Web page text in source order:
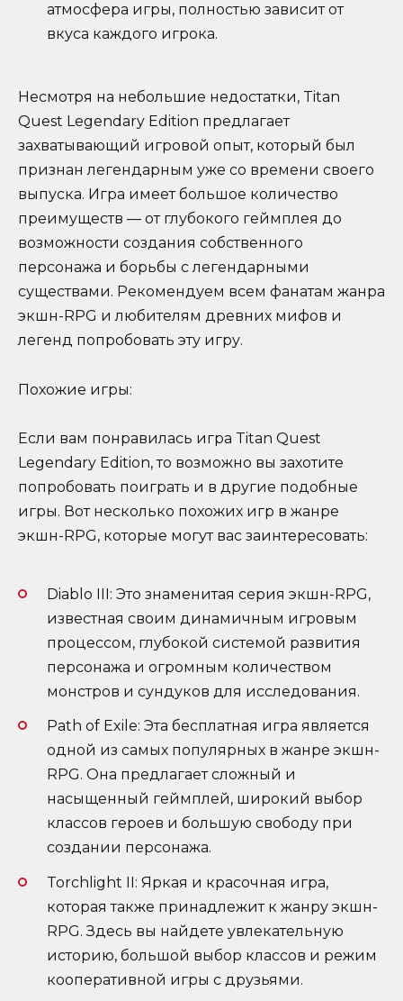
атмосфера игры, полностью зависит от
вкуса каждого игрока.
Несмотря на небольшие недостатки, Titan
Quest Legendary Edition предлагает
захватывающий игровой опыт, который был
признан легендарным уже со времени своего
выпуска. Игра имеет большое количество
преимуществ — от глубокого геймплея до
возможности создания собственного
персонажа и борьбы с легендарными
существами. Рекомендуем всем фанатам жанра
экшн-RPG и любителям древних мифов и
легенд попробовать эту игру.
Похожие игры:
Если вам понравилась игра Titan Quest
Legendary Edition, то возможно вы захотите
попробовать поиграть и в другие подобные
игры. Вот несколько похожих игр в жанре
экшн-RPG, которые могут вас заинтересовать:
Diablo III: Это знаменитая серия экшн-RPG,
известная своим динамичным игровым
процессом, глубокой системой развития
персонажа и огромным количеством
монстров и сундуков для исследования.
Path of Exile: Эта бесплатная игра является
одной из самых популярных в жанре экшн-
RPG. Она предлагает сложный и
насыщенный геймплей, широкий выбор
классов героев и большую свободу при
создании персонажа.
Torchlight II: Яркая и красочная игра,
которая также принадлежит к жанру экшн-
RPG. Здесь вы найдете увлекательную
историю, большой выбор классов и режим
кооперативной игры с друзьями.